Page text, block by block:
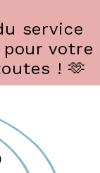
service
votre
! 🫶